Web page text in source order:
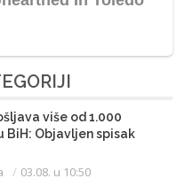
više od 1.000
BiH: Objavljen spisak
03.08. u 10:50